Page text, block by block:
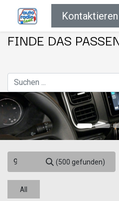
FINDE DAS
(500 gefunden)
All